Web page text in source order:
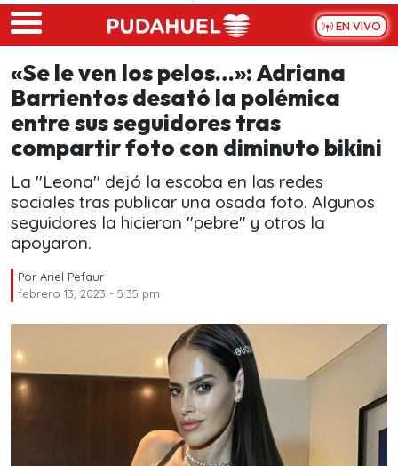
Skip to main content
EN VIVO
«Se le ven los pelos…»: Adriana
Barrientos desató la polémica
entre sus seguidores tras
compartir foto con diminuto bikini
La "Leona" dejó la escoba en las redes
sociales tras publicar una osada foto. Algunos
seguidores la hicieron "pebre" y otros la
apoyaron.
Por Ariel Pefaur
febrero 13, 2023 - 5:35 pm